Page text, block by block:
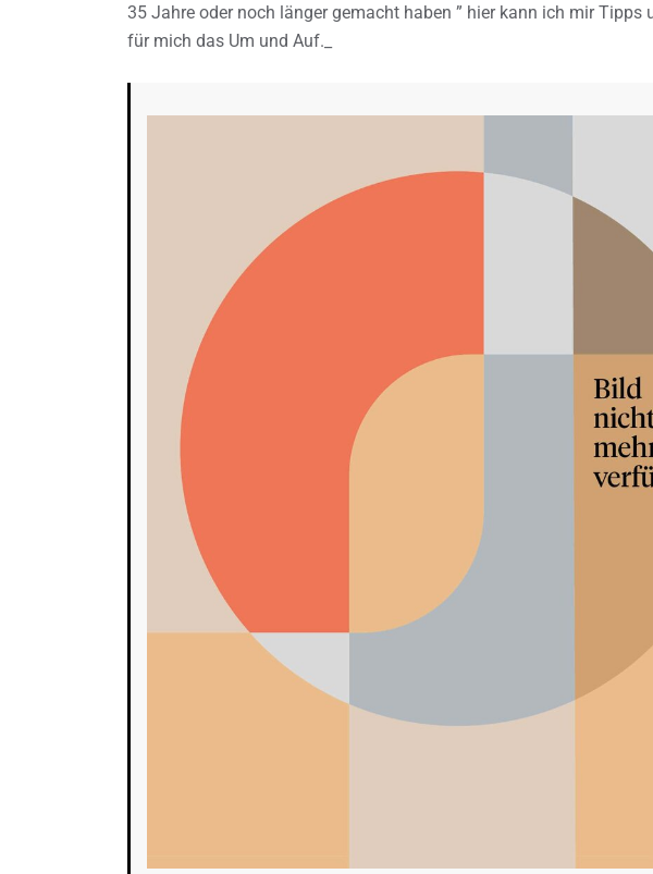
35 Jahre oder noch länger gemacht haben ” hier kann ich mir Tipps
für mich das Um und Auf._